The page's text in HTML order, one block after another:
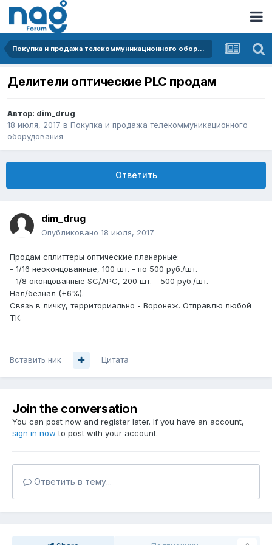
Покупка и продажа телекоммуникационного оборудования
Делители оптические PLC продам
Автор: dim_drug
18 июля, 2017 в Покупка и продажа телекоммуникационного
оборудования
Ответить
dim_drug
Опубликовано 18 июля, 2017
Продам сплиттеры оптические планарные:
- 1/16 неоконцованные, 100 шт. - по 500 руб./шт.
- 1/8 оконцованные SC/APC, 200 шт. - 500 руб./шт.
Нал/безнал (+6%).
Связь в личку, территориально - Воронеж. Отправлю любой
ТК.
Вставить ник Цитата
Join the conversation
You can post now and register later. If you have an account,
sign in now to post with your account.
Ответить в тему...